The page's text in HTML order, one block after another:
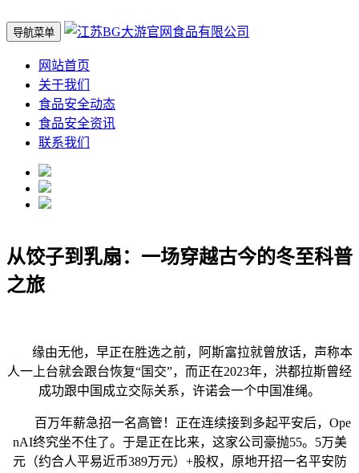
导航菜单
网站首页
关于我们
食品安全动态
食品安全资讯
联系我们
从饺子到乳扇：一场穿越古今的冬至科普
之旅
缘由无他，早正在胜选之前，阿斯富拉就曾放话，声称本
人一上台就会跟台恢复“国交”，而正在2023年，洪都拉斯曾经
成功跟中国成立交际关系，许诺会一个中国准绳。
百万年薪急招一名高管！正在连续接到多起平安后，Ope
nAI终究坐不住了。于是正在比来，这家公司豪抛55。5万美
元（约合人平易近币389万元）+股权，原地开招一名平安防